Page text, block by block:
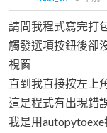
請問我程式寫完打
觸發選項按鈕後卻
視窗
直到我直接按左上
這是程式有出現錯
我是用autopytoexe